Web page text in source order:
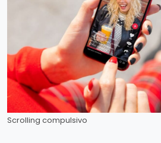
Scrolling compulsivo